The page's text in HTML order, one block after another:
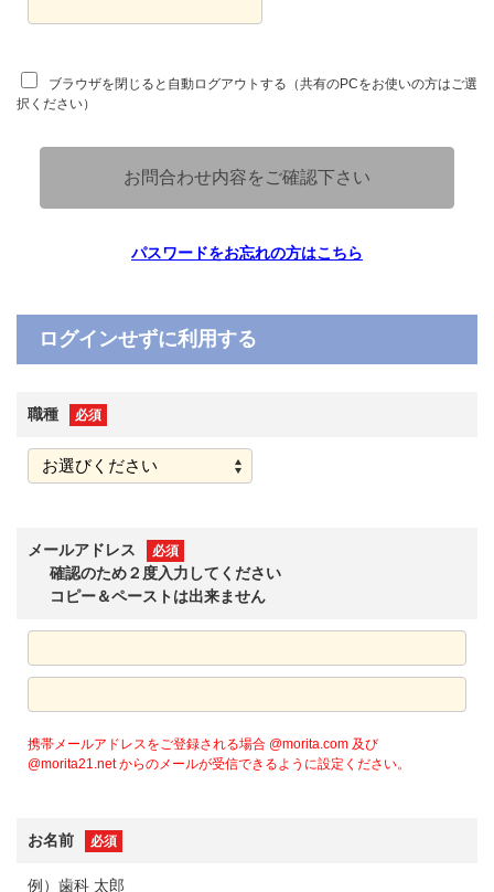
ブラウザを閉じると自動ログアウトする（共有のPCをお使いの方はご選
択ください）
お問合わせ内容をご確認下さい
パスワードをお忘れの方はこちら
ログインせずに利用する
職種 必須
メールアドレス 必須
確認のため２度入力してください
コピー＆ペーストは出来ません
携帯メールアドレスをご登録される場合 @morita.com 及び
@morita21.net からのメールが受信できるように設定ください。
お名前 必須
例）歯科 太郎